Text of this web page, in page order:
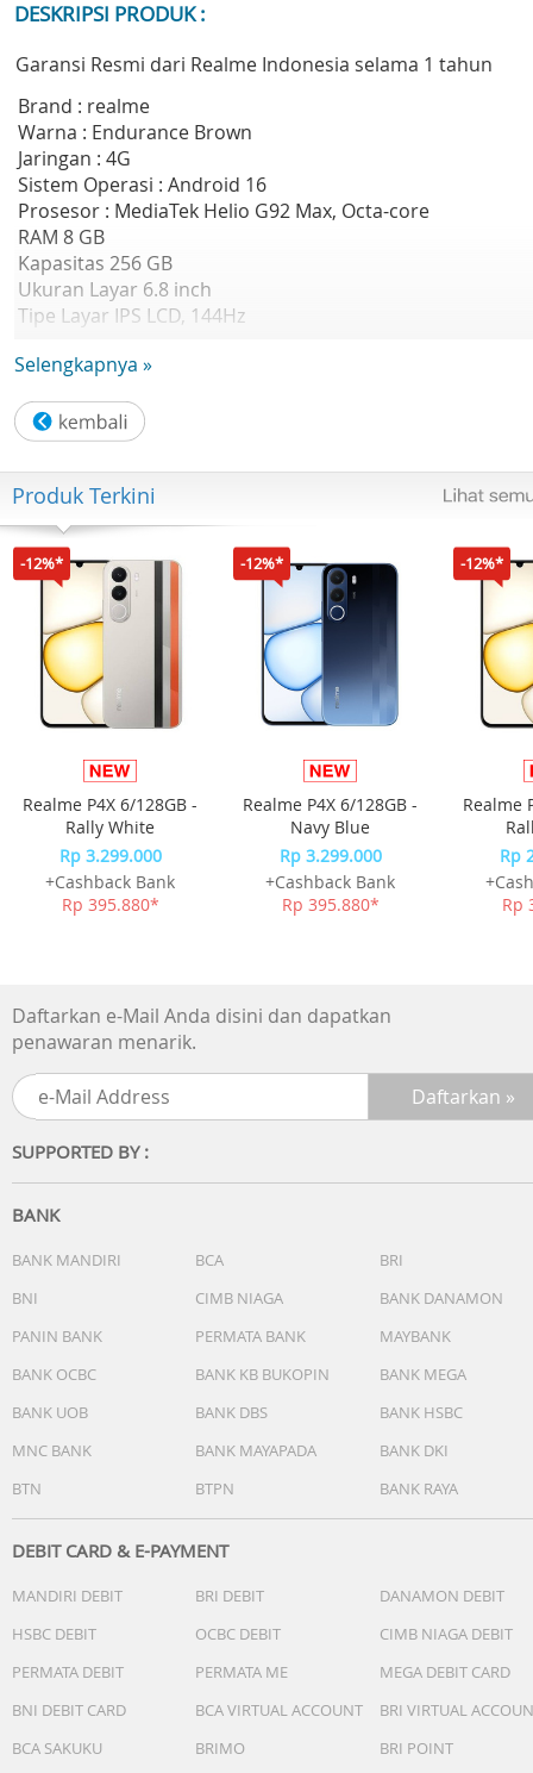
DESKRIPSI PRODUK :
Garansi Resmi dari Realme Indonesia selama 1 tahun
Brand : realme
Warna : Endurance Brown
Jaringan : 4G
Sistem Operasi : Android 16
Prosesor : MediaTek Helio G92 Max, Octa-core
RAM 8 GB
Kapasitas 256 GB
Ukuran Layar 6.8 inch
Tipe Layar IPS LCD, 144Hz
Kamera Belakang 50 MP, f/1.8 (main)
WLAN Wi-Fi 802.11 a/b/g/n/ac, dual-band
Bluetooth 5.3, A2DP, LE
Baterai 8000 mAh
SIM Dual SIM
Berat 219 gr
Dimensi 166.5 x 78.2 x 8.6 mm
Unit realme C100
Charger
Kabel USB Type-C
SIM ejector
Buku panduan & kartu garansi
Selengkapnya »
Produk Terkini
-12%*
Realme P4X 6/128GB -
Rally White
Rp 3.299.000
+Cashback Bank
Rp 395.880*
-12%*
Realme P4X 6/128GB -
Navy Blue
Rp 3.299.000
+Cashback Bank
Rp 395.880*
-12%*
Realme
Rp
Rp
Daftarkan e-Mail Anda disini dan dapatkan
penawaran menarik.
SUPPORTED BY :
BANK
BANK MANDIRI BCA
BRI
BNI
CIMB NIAGA
BANK DANAMON
PANIN BANK
PERMATA BANK
MAYBANK
BANK OCBC
BANK KB BUKOPIN
BANK MEGA
BANK UOB
BANK DBS
BANK HSBC
MNC BANK
BANK MAYAPADA
BANK DKI
BTN
BTPN BANK RAYA
DEBIT CARD & E-PAYMENT
MANDIRI DEBIT BRI DEBIT
DANAMON DEBIT
HSBC DEBIT
OCBC DEBIT
CIMB NIAGA DEBIT
PERMATA DEBIT
PERMATA ME
MEGA DEBIT CARD
BNI DEBIT CARD
BCA VIRTUAL ACCOUNT
BRI VIRTUAL
BCA SAKUKU
BRIMO
BRI POINT